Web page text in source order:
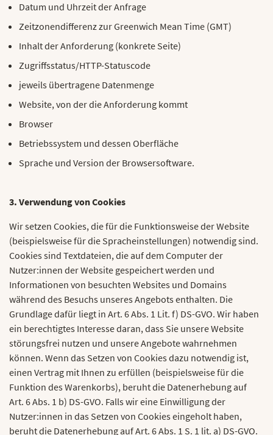
Datum und Uhrzeit der Anfrage
Zeitzonendifferenz zur Greenwich Mean Time (GMT)
Inhalt der Anforderung (konkrete Seite)
Zugriffsstatus/HTTP-Statuscode
jeweils übertragene Datenmenge
Website, von der die Anforderung kommt
Browser
Betriebssystem und dessen Oberfläche
Sprache und Version der Browsersoftware.
3. Verwendung von Cookies
Wir setzen Cookies, die für die Funktionsweise der Website
(beispielsweise für die Spracheinstellungen) notwendig sind.
Cookies sind Textdateien, die auf dem Computer der
Nutzer:innen der Website gespeichert werden und
Informationen von besuchten Websites und Domains
während des Besuchs unseres Angebots enthalten. Die
Grundlage dafür liegt in Art. 6 Abs. 1 Lit. f) DS-GVO. Wir haben
ein berechtigtes Interesse daran, dass Sie unsere Website
störungsfrei nutzen und unsere Angebote wahrnehmen
können. Wenn das Setzen von Cookies dazu notwendig ist,
einen Vertrag mit Ihnen zu erfüllen (beispielsweise für die
Funktion des Warenkorbs), beruht die Datenerhebung auf
Art. 6 Abs. 1 b) DS-GVO. Falls wir eine Einwilligung der
Nutzer:innen in das Setzen von Cookies eingeholt haben,
beruht die Datenerhebung auf Art. 6 Abs. 1 S. 1 lit. a) DS-GVO.